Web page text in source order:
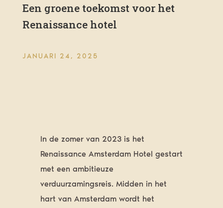
Een groene toekomst voor het
Renaissance hotel
JANUARI 24, 2025
In de zomer van 2023 is het
Renaissance Amsterdam Hotel gestart
met een ambitieuze
verduurzamingsreis. Midden in het
hart van Amsterdam wordt het